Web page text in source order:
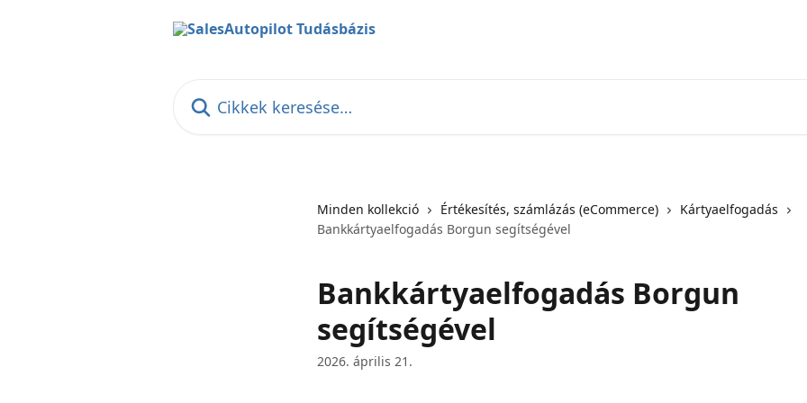
Minden kollekció Értékesítés, számlázás (eCommerce)
Kártyaelfogadás
Bankkártyaelfogadás Borgun segítségével
Bankkártyaelfogadás Borgun
segítségével
2026. április 21.